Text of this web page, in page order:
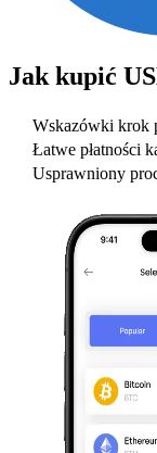
Jak kupić
Wskazówki krok
Łatwe płatności
Usprawniony